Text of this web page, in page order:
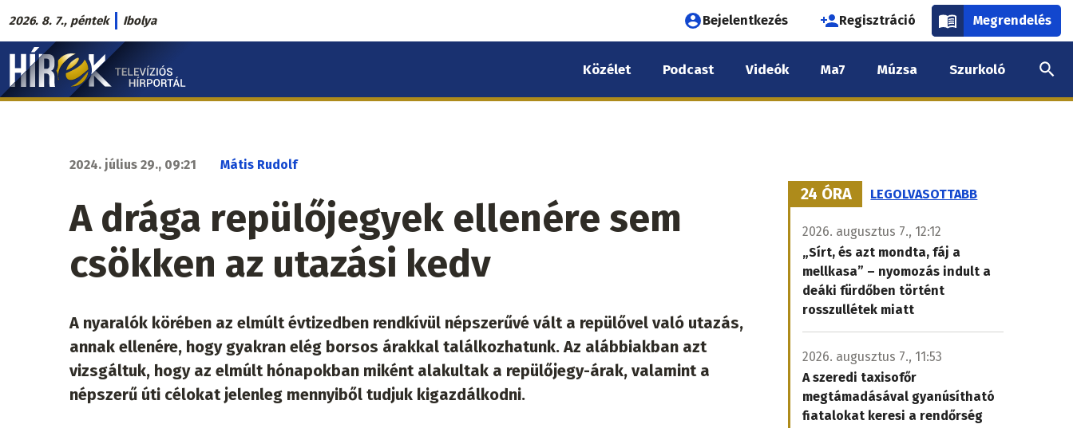
Ugrás
a
tartalomra
2026. 8. 7., péntek Ibolya
Felhasználói
fiók
menüje
Bejelentkezés Regisztráció Megrendelés
Hírek.sk
fő
Közélet Podcast Videók Ma7 Múzsa Szurkoló
2024. július 29., 09:21 Mátis Rudolf
A drága repülőjegyek ellenére sem
csökken az utazási kedv
A nyaralók körében az elmúlt évtizedben rendkívül népszerűvé vált a repülővel való utazás,
annak ellenére, hogy gyakran elég borsos árakkal találkozhatunk. Az alábbiakban azt
vizsgáltuk, hogy az elmúlt hónapokban miként alakultak a repülőjegy-árak, valamint a
népszerű úti célokat jelenleg mennyiből tudjuk kigazdálkodni.
24 ÓRA LEGOLVASOTTABB
2026. augusztus 7., 12:12
„Sírt, és azt mondta, fáj a
mellkasa” – nyomozás indult a
deáki fürdőben történt
rosszullétek miatt
2026. augusztus 7., 11:53
A szeredi taxisofőr
megtámadásával gyanúsítható
fiatalokat keresi a rendőrség